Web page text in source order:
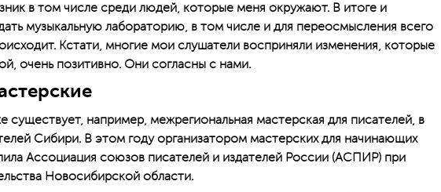
в том числе среди людей, которые меня окружают. В итоге и
музыкальную лабораторию, в том числе и для переосмысления всего
Кстати, многие мои слушатели восприняли изменения, которые
очень позитивно. Они согласны с нами.
существует, например, межрегиональная мастерская для писателей, в
Сибири. В этом году организатором мастерских для начинающих
Ассоциация союзов писателей и издателей России (АСПИР) при
Новосибирской области.